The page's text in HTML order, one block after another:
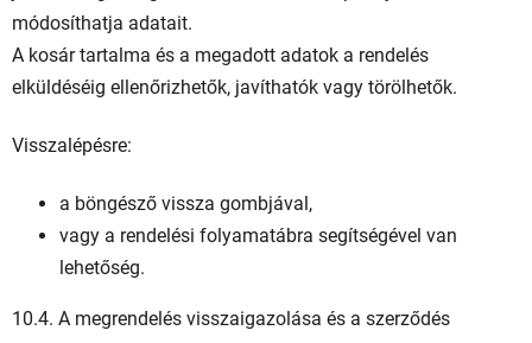
módosíthatja adatait.
A kosár tartalma és a megadott adatok a rendelés
elküldéséig ellenőrizhetők, javíthatók vagy törölhetők.
Visszalépésre:
a böngésző vissza gombjával,
vagy a rendelési folyamatábra segítségével van
lehetőség.
10.4. A megrendelés visszaigazolása és a szerződés